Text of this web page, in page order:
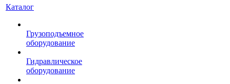
Каталог
Грузоподъемное
оборудование
Гидравлическое
оборудование